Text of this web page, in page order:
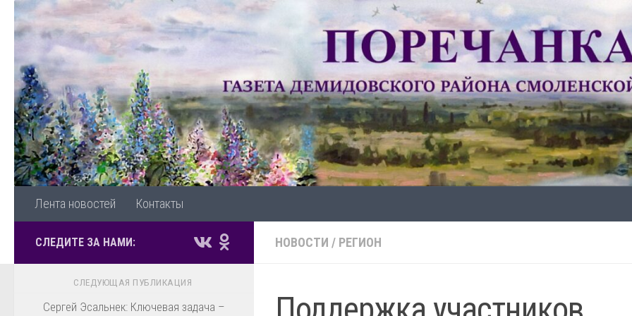
Перейти к содержимому
Лента новостей Контакты
НОВОСТИ / РЕГИОН
СЛЕДИТЕ ЗА НАМИ:
СЛЕДУЮЩАЯ ПУБЛИКАЦИЯ
Сергей Эсальнек: Ключевая задача –